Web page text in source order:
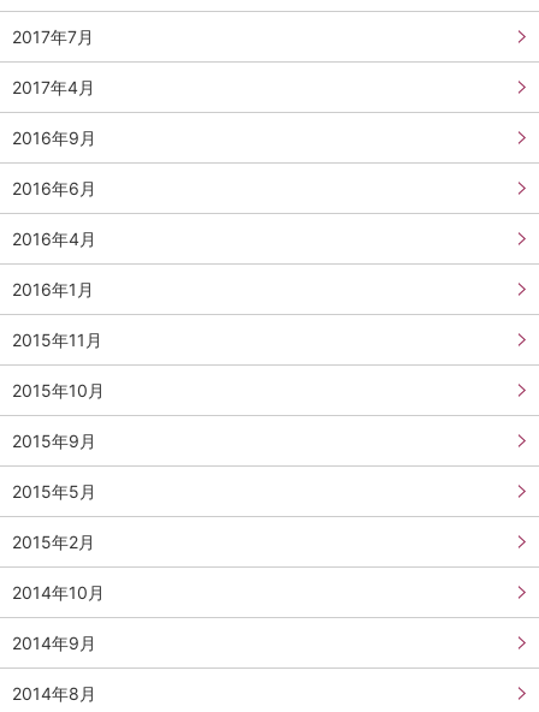
2017年7月
2017年4月
2016年9月
2016年6月
2016年4月
2016年1月
2015年11月
2015年10月
2015年9月
2015年5月
2015年2月
2014年10月
2014年9月
2014年8月